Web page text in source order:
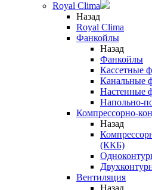
Royal Clima
Назад
Royal Clima
Фанкойлы
Назад
Фанкойлы
Кассетные
Канальные
Настенные
Напольно-
Компрессорно-
Назад
(ККБ)
Вентиляция
Назад